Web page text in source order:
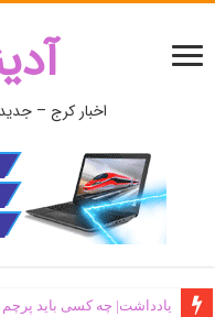
اخبار کرج –
یادداشت| ‌چه کسی باید